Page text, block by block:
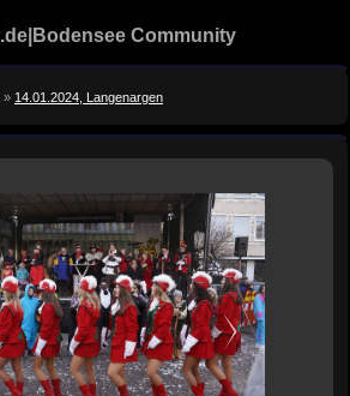
Community
» 14.01.2024, Langenargen